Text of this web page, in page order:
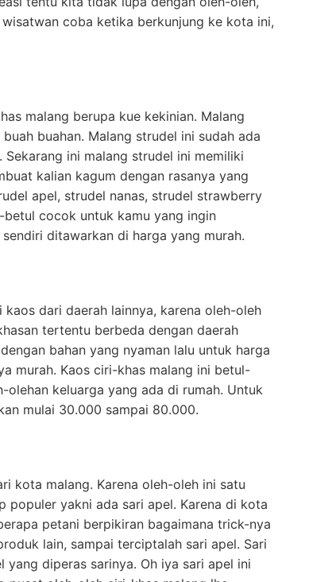
coba ketika berkunjung ke kota ini,
malang berupa kue kekinian. Malang
buahan. Malang strudel ini sudah ada
Sekarang ini malang strudel ini memiliki
kalian kagum dengan rasanya yang
apel, strudel nanas, strudel strawberry
cocok untuk kamu yang ingin
ditawarkan di harga yang murah.
dari daerah lainnya, karena oleh-oleh
tertentu berbeda dengan daerah
bahan yang nyaman lalu untuk harga
murah. Kaos ciri-khas malang ini betul-
keluarga yang ada di rumah. Untuk
mulai 30.000 sampai 80.000.
kota malang. Karena oleh-oleh ini satu
yakni ada sari apel. Karena di kota
petani berpikiran bagaimana trick-nya
lain, sampai terciptalah sari apel. Sari
diperas sarinya. Oh iya sari apel ini